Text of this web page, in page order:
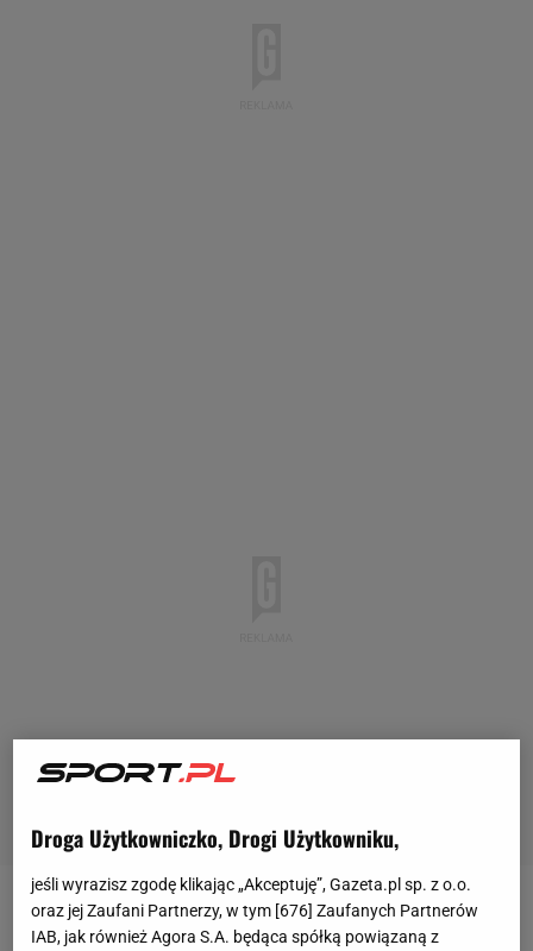
SIATKÓWKA
Droga Użytkowniczko, Drogi Użytkowniku,
jeśli wyrazisz zgodę klikając „Akceptuję”, Gazeta.pl sp. z o.o.
oraz jej Zaufani Partnerzy, w tym [676] Zaufanych Partnerów
IAB, jak również Agora S.A. będąca spółką powiązaną z